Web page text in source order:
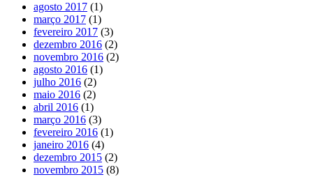
agosto 2017 (1)
março 2017 (1)
fevereiro 2017 (3)
dezembro 2016 (2)
novembro 2016 (2)
agosto 2016 (1)
julho 2016 (2)
maio 2016 (2)
abril 2016 (1)
março 2016 (3)
fevereiro 2016 (1)
janeiro 2016 (4)
dezembro 2015 (2)
novembro 2015 (8)